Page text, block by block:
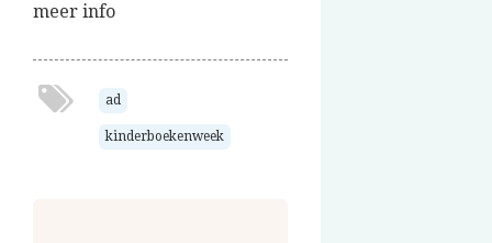
meer info
ad
kinderboekenweek